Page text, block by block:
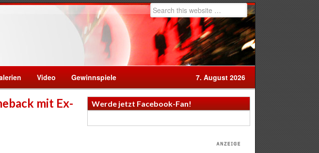
Video Gewinnspiele 7. August 2026
mit Ex-
Werde jetzt Facebook-Fan!